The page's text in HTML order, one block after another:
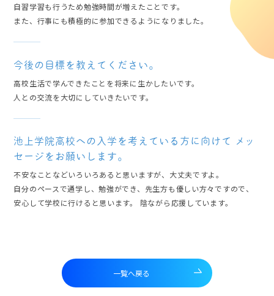
自習学習も行うため勉強時間が増えたことです。
また、行事にも積極的に参加できるようになりました。
今後の目標を教えてください。
高校生活で学んできたことを将来に生かしたいです。
人との交流を大切にしていきたいです。
池上学院高校への入学を考えている方に向けて メッ
セージをお願いします。
不安なことなどいろいろあると思いますが、大丈夫ですよ。
自分のペースで通学し、勉強ができ、先生方も優しい方々ですので、
安心して学校に行けると思います。 陰ながら応援しています。
一覧へ戻る